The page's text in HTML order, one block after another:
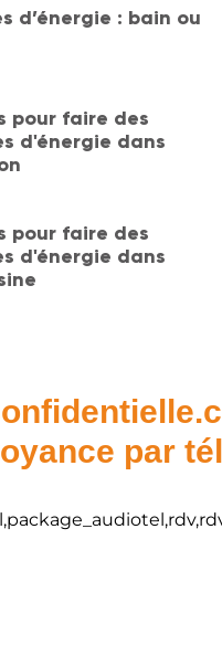
d’énergie : bain ou
pour faire des
d'énergie dans
pour faire des
d'énergie dans
par